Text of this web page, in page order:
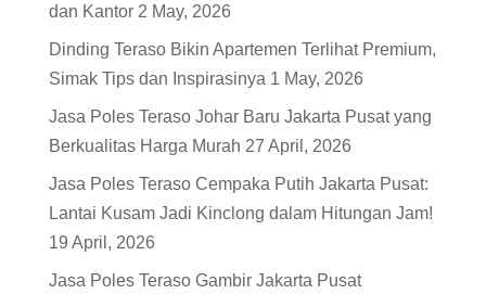
dan Kantor 2 May, 2026
Dinding Teraso Bikin Apartemen Terlihat Premium,
Simak Tips dan Inspirasinya 1 May, 2026
Jasa Poles Teraso Johar Baru Jakarta Pusat yang
Berkualitas Harga Murah 27 April, 2026
Jasa Poles Teraso Cempaka Putih Jakarta Pusat:
Lantai Kusam Jadi Kinclong dalam Hitungan Jam!
19 April, 2026
Jasa Poles Teraso Gambir Jakarta Pusat